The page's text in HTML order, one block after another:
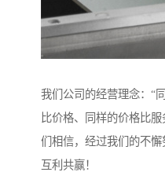
我们公司的经营理念：“
比价格、同样的价格比
们相信，经过我们的不
互利共赢！